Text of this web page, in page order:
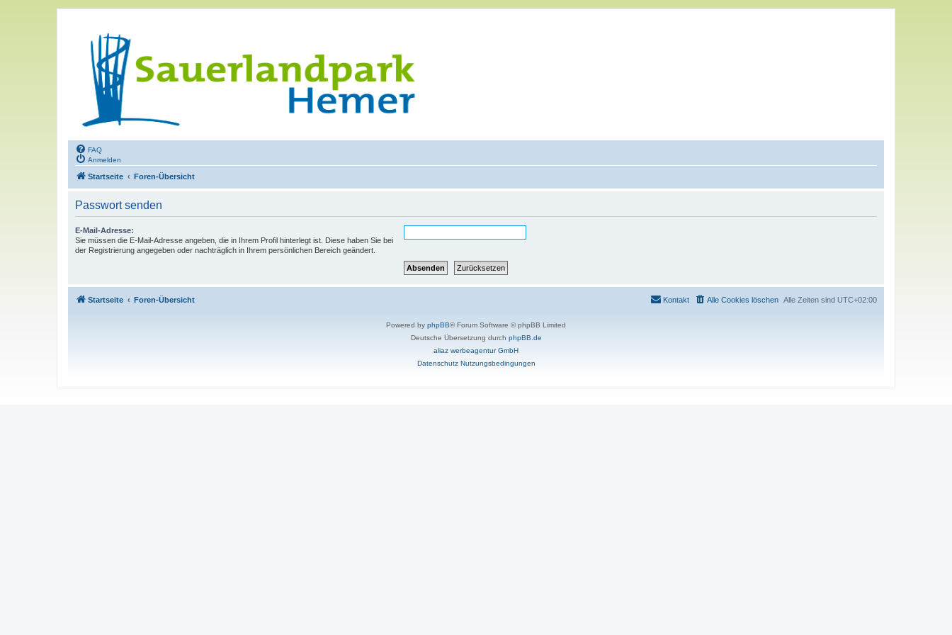
FAQ
Anmelden
Startseite Foren-Übersicht
Passwort senden
E-Mail-Adresse:
Sie müssen die E-Mail-Adresse angeben, die in Ihrem Profil hinterlegt ist. Diese haben Sie bei
der Registrierung angegeben oder nachträglich in Ihrem persönlichen Bereich geändert.
Startseite Foren-Übersicht Alle Zeiten sind UTC+02:00
Alle Cookies löschen
Kontakt
Powered by phpBB® Forum Software © phpBB Limited
Deutsche Übersetzung durch phpBB.de
aliaz werbeagentur GmbH
Datenschutz Nutzungsbedingungen